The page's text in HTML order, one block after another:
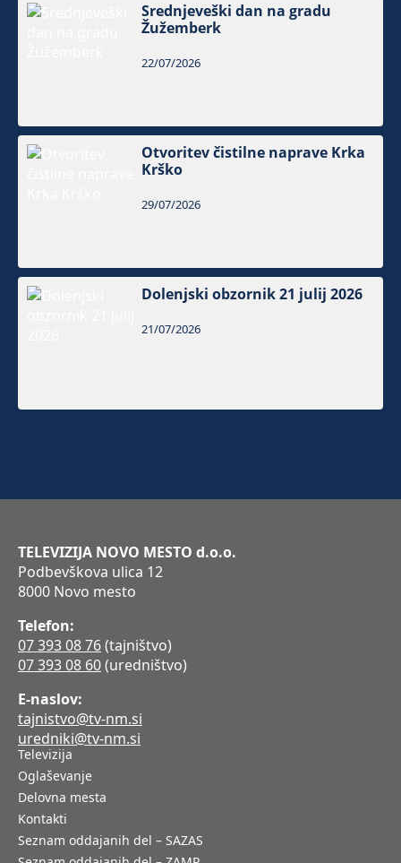
Srednjeveški dan na gradu
Žužemberk
22/07/2026
Otvoritev čistilne naprave Krka
Krško
29/07/2026
Dolenjski obzornik 21 julij 2026
21/07/2026
TELEVIZIJA NOVO MESTO d.o.o.
Podbevškova ulica 12
8000 Novo mesto
Telefon:
07 393 08 76(tajništvo)
07 393 08 60(uredništvo)
E-naslov:
tajnistvo@tv-nm.si
uredniki@tv-nm.si
Televizija
Oglaševanje
Delovna mesta
Kontakti
Seznam oddajanih del – SAZAS